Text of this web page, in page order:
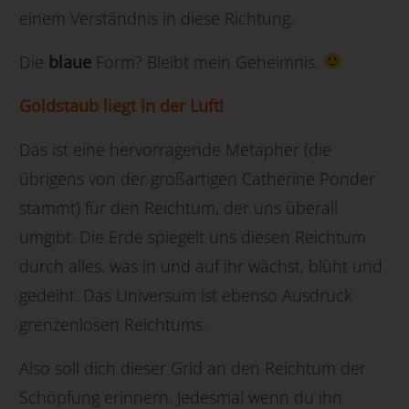
einem Verständnis in diese Richtung.
Die blaue Form? Bleibt mein Geheimnis.
Goldstaub liegt in der Luft!
Das ist eine hervorragende Metapher (die
übrigens von der großartigen Catherine Ponder
stammt) für den Reichtum, der uns überall
umgibt. Die Erde spiegelt uns diesen Reichtum
durch alles, was in und auf ihr wächst, blüht und
gedeiht. Das Universum ist ebenso Ausdruck
grenzenlosen Reichtums.
Also soll dich dieser Grid an den Reichtum der
Schöpfung erinnern. Jedesmal wenn du ihn